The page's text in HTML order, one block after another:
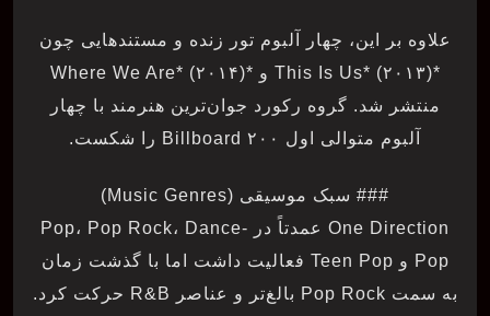
علاوه بر این، چهار آلبوم تور زنده و مستندهایی چون
*This Is Us* (۲۰۱۳) و *Where We Are* (۲۰۱۴)
منتشر شد. گروه رکورد جوان‌ترین هنرمند با چهار
آلبوم متوالی اول Billboard ۲۰۰ را شکست.
### سبک موسیقی (Music Genres)
One Direction عمدتاً در Pop، Pop Rock، Dance-
Pop و Teen Pop فعالیت داشت اما با گذشت زمان
به سمت Pop Rock بالغ‌تر و عناصر R&B حرکت کرد.